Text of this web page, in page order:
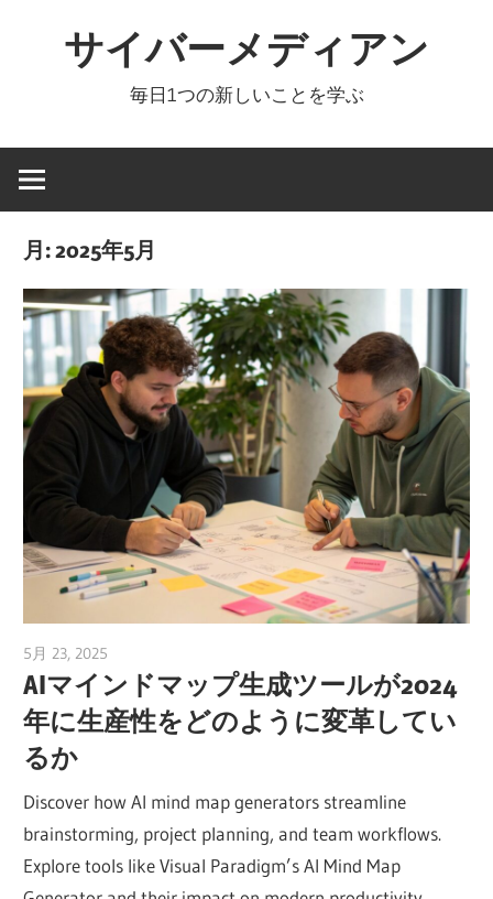
ツ
ス
サイバーメディアン
毎日1つの新しいことを学ぶ
月:2025年5月
5月 23, 2025
AIマインドマップ生成ツールが2024
年に生産性をどのように変革してい
るか
Discover how AI mind map generators streamline
brainstorming, project planning, and team workflows.
Explore tools like Visual Paradigm’s AI Mind Map